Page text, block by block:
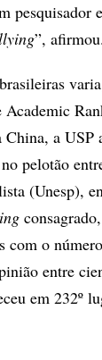
pesquisador
”, afirmou.
Academic
a USP
pelotão
(Unesp),
o
entre
em 232º